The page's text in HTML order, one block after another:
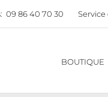
09 86 40 70 30
BOUTIQUE